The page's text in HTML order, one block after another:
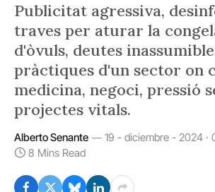
Publicitat agressiva,
traves per aturar la
d'òvuls, deutes
pràctiques d'un sector on
medicina, negoci, pressió
projectes vitals.
Alberto Senante
19 - diciembre - 2024 ·
8 Mins Read